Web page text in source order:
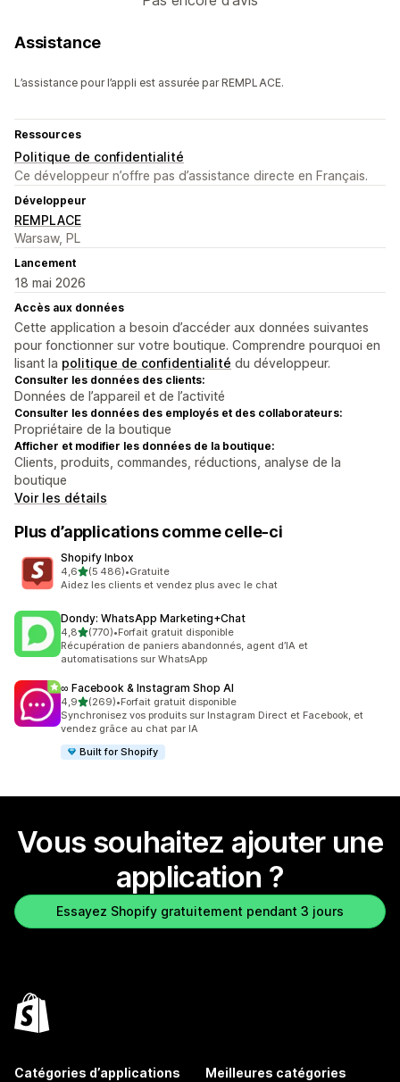
Assistance
L’assistance pour l’appli est assurée par REMPLACE.
Ressources
Politique de confidentialité
Ce développeur n’offre pas d’assistance directe en Français.
Développeur
REMPLACE
Warsaw, PL
Lancement
18 mai 2026
Accès aux données
Cette application a besoin d’accéder aux données suivantes
pour fonctionner sur votre boutique. Comprendre pourquoi en
lisant la politique de confidentialité du développeur.
Consulter les données des clients:
Données de l’appareil et de l’activité
Consulter les données des employés et des collaborateurs:
Propriétaire de la boutique
Afficher et modifier les données de la boutique:
Clients, produits, commandes, réductions, analyse de la
boutique
Voir les détails
Plus d’applications comme celle-ci
Shopify Inbox
4,6étoile(s) sur 5
(5 486)
5486 avis au total
•Gratuite
Aidez les clients et vendez plus avec le chat
Dondy: WhatsApp Marketing+Chat
4,8étoile(s) sur 5
(770)
770 avis au total
•Forfait gratuit disponible
Récupération de paniers abandonnés, agent d’IA et
automatisations sur WhatsApp
∞ Facebook & Instagram Shop AI
4,9étoile(s) sur 5
(269)
269 avis au total
•Forfait gratuit disponible
Synchronisez vos produits sur Instagram Direct et Facebook, et
vendez grâce au chat par IA
Built for Shopify
Vous souhaitez ajouter une
application ?
Essayez Shopify gratuitement pendant 3 jours
Catégories d’applications Meilleures catégories